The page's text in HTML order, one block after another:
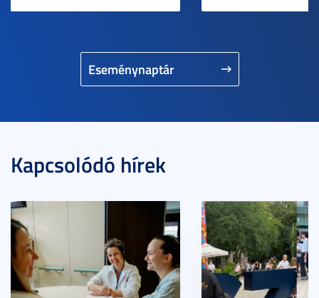
Eseménynaptár
Kapcsolódó hírek